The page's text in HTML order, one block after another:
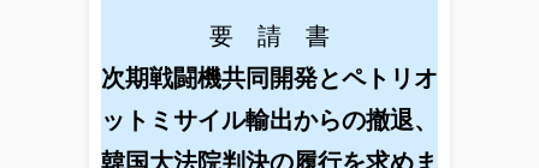
要 請 書
次期戦闘機共同開発とペトリオ
ットミサイル輸出からの撤退、
韓国大法院判決の履行を求めま